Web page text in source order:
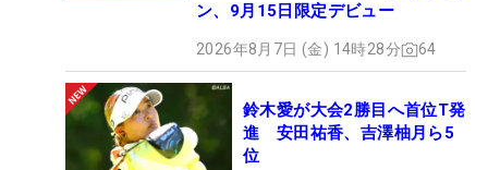
ン、9月15日限定デビュー
2026年8月7日 (金) 14時28分 64
鈴木愛が大会2勝目へ首位T発
進 安田祐香、吉澤柚月ら5
位